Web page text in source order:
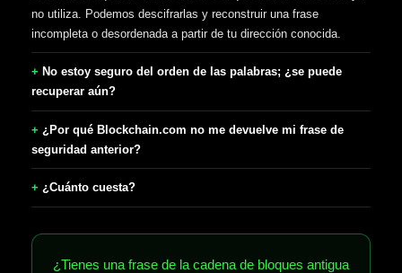
no utiliza. Podemos descifrarlas y reconstruir una frase
incompleta o desordenada a partir de tu dirección conocida.
No estoy seguro del orden de las palabras; ¿se puede
recuperar aún?
¿Por qué Blockchain.com no me devuelve mi frase de
seguridad anterior?
¿Cuánto cuesta?
¿Tienes una frase de la cadena de bloques antigua